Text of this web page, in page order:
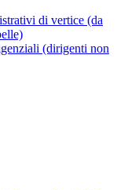
di vertice (da
(dirigenti non